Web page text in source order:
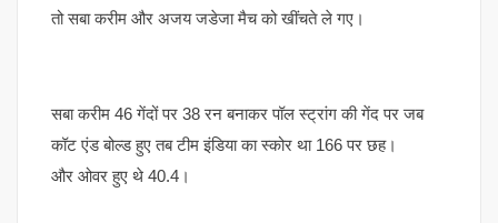
तो सबा करीम और अजय जडेजा मैच को खींचते ले गए।
सबा करीम 46 गेंदों पर 38 रन बनाकर पॉल स्ट्रांग की गेंद पर जब
कॉट एंड बोल्ड हुए तब टीम इंडिया का स्कोर था 166 पर छह।
और ओवर हुए थे 40.4।